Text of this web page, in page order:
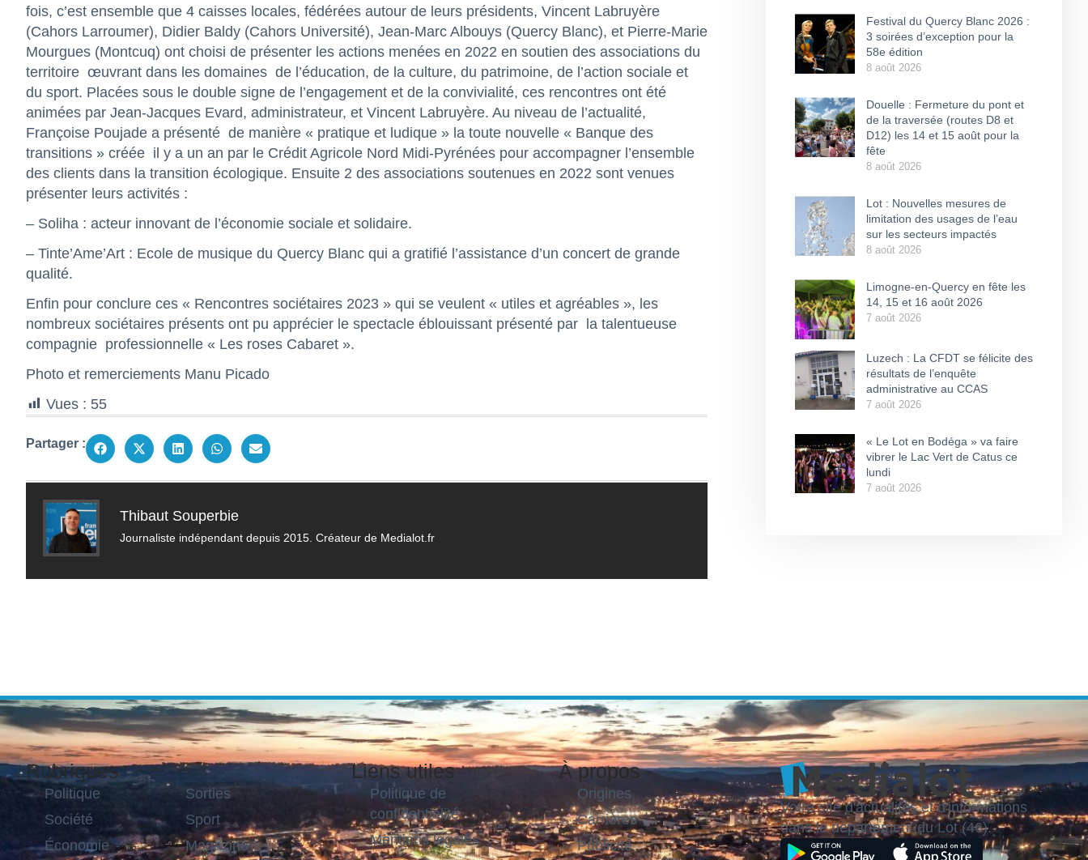
fois, c’est ensemble que 4 caisses locales, fédérées autour de leurs présidents, Vincent Labruyère
(Cahors Larroumer), Didier Baldy (Cahors Université), Jean-Marc Albouys (Quercy Blanc), et Pierre-Marie
Mourgues (Montcuq) ont choisi de présenter les actions menées en 2022 en soutien des associations du
territoire œuvrant dans les domaines de l’éducation, de la culture, du patrimoine, de l’action sociale et
du sport. Placées sous le double signe de l’engagement et de la convivialité, ces rencontres ont été
animées par Jean-Jacques Evard, administrateur, et Vincent Labruyère. Au niveau de l’actualité,
Françoise Poujade a présenté de manière « pratique et ludique » la toute nouvelle « Banque des
transitions » créée il y a un an par le Crédit Agricole Nord Midi-Pyrénées pour accompagner l’ensemble
des clients dans la transition écologique. Ensuite 2 des associations soutenues en 2022 sont venues
présenter leurs activités :
– Soliha : acteur innovant de l’économie sociale et solidaire.
– Tinte’Ame’Art : Ecole de musique du Quercy Blanc qui a gratifié l’assistance d’un concert de grande
qualité.
Enfin pour conclure ces « Rencontres sociétaires 2023 » qui se veulent « utiles et agréables », les
nombreux sociétaires présents ont pu apprécier le spectacle éblouissant présenté par la talentueuse
compagnie professionnelle « Les roses Cabaret ».
Photo et remerciements Manu Picado
Vues : 55
Partager :
Thibaut Souperbie
Journaliste indépendant depuis 2015. Créateur de Medialot.fr
Festival du Quercy Blanc 2026 :
3 soirées d’exception pour la
58e édition
8 août 2026
Douelle : Fermeture du pont et
de la traversée (routes D8 et
D12) les 14 et 15 août pour la
fête
8 août 2026
Lot : Nouvelles mesures de
limitation des usages de l’eau
sur les secteurs impactés
8 août 2026
Limogne-en-Quercy en fête les
14, 15 et 16 août 2026
7 août 2026
Luzech : La CFDT se félicite des
résultats de l’enquête
administrative au CCAS
7 août 2026
« Le Lot en Bodéga » va faire
vibrer le Lac Vert de Catus ce
lundi
7 août 2026
Rubriques
Politique
Société
Économie
Sorties
Sport
Magazine
Liens utiles
Politique de
confidentialité
Mentions légales
À propos
Origines
Carrières
Publicité
Votre site d'actualités et d'informations
dans le département du Lot (46).